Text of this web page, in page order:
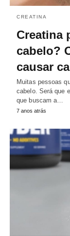
CREATINA
Creatina
cabelo?
causar
Muitas pessoas
cabelo. Será que
que buscam a…
7 anos atrás